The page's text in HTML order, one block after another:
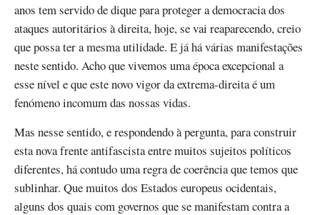
anos tem servido de dique para proteger a democracia dos
ataques autoritários à direita, hoje, se vai reaparecendo, creio
que possa ter a mesma utilidade. E já há várias manifestações
neste sentido. Acho que vivemos uma época excepcional a
esse nível e que este novo vigor da extrema-direita é um
fenómeno incomum das nossas vidas.
Mas nesse sentido, e respondendo à pergunta, para construir
esta nova frente antifascista entre muitos sujeitos políticos
diferentes, há contudo uma regra de coerência que temos que
sublinhar. Que muitos dos Estados europeus ocidentais,
alguns dos quais com governos que se manifestam contra a